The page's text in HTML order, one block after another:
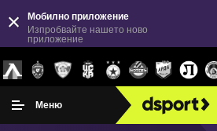
Мобилно приложение
Изпробвайте нашето ново
приложение
Меню